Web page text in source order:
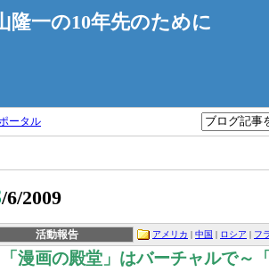
隆一の10年先のために
ータル
/6/2009
活動報告 アメリカ | 中国 | ロシア | フ
「漫画の殿堂」はバーチャルで～